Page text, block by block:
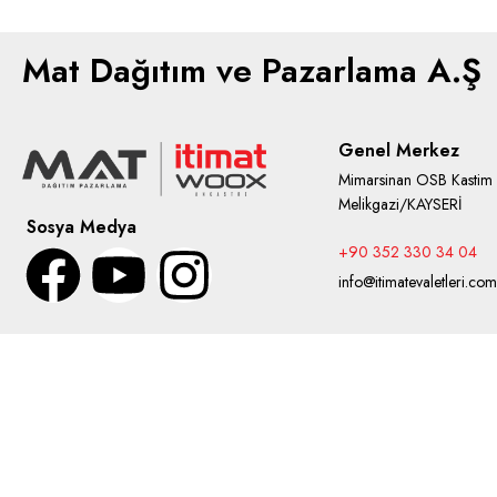
Mat Dağıtım ve Pazarlama A.Ş
Sosya Medya
Genel Merkez
Mimarsinan OSB
Melikgazi/KAYSERİ
+90 352 330 34 04
info@itimatevaletleri.com